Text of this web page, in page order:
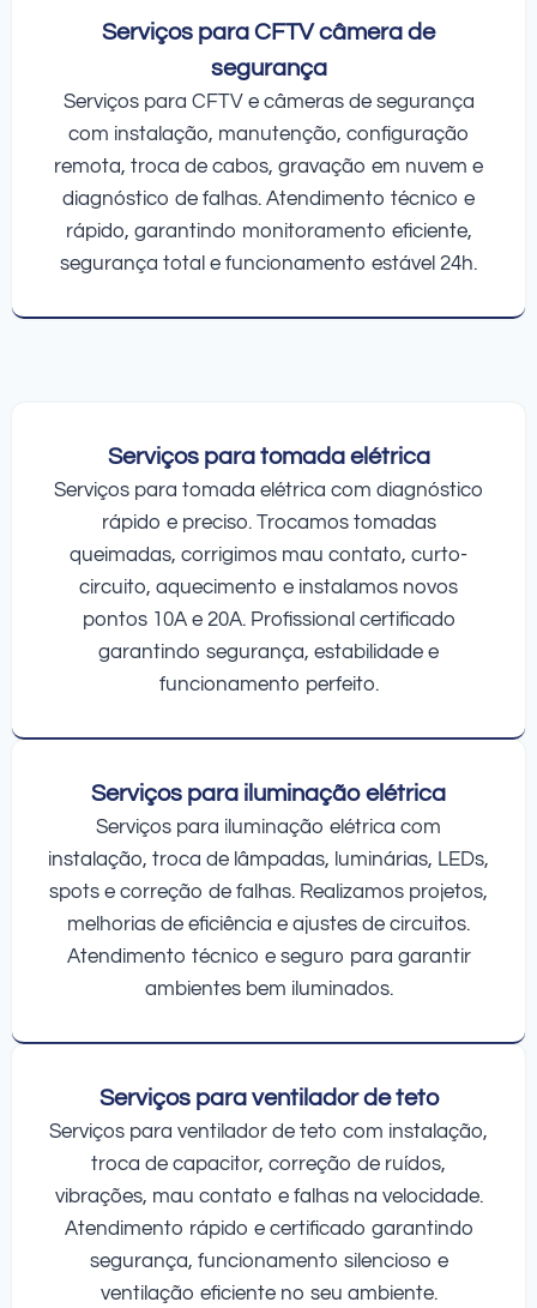
Serviços para CFTV câmera de
segurança
Serviços para CFTV e câmeras de segurança
com instalação, manutenção, configuração
remota, troca de cabos, gravação em nuvem e
diagnóstico de falhas. Atendimento técnico e
rápido, garantindo monitoramento eficiente,
segurança total e funcionamento estável 24h.
Serviços para tomada elétrica
Serviços para tomada elétrica com diagnóstico
rápido e preciso. Trocamos tomadas
queimadas, corrigimos mau contato, curto-
circuito, aquecimento e instalamos novos
pontos 10A e 20A. Profissional certificado
garantindo segurança, estabilidade e
funcionamento perfeito.
Serviços para iluminação elétrica
Serviços para iluminação elétrica com
instalação, troca de lâmpadas, luminárias, LEDs,
spots e correção de falhas. Realizamos projetos,
melhorias de eficiência e ajustes de circuitos.
Atendimento técnico e seguro para garantir
ambientes bem iluminados.
Serviços para ventilador de teto
Serviços para ventilador de teto com instalação,
troca de capacitor, correção de ruídos,
vibrações, mau contato e falhas na velocidade.
Atendimento rápido e certificado garantindo
segurança, funcionamento silencioso e
ventilação eficiente no seu ambiente.